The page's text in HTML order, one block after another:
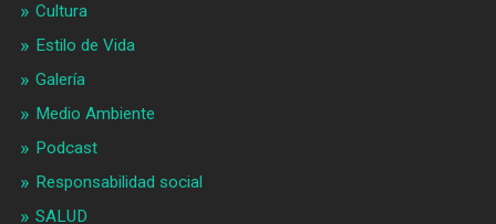
Cultura
Estilo de Vida
Galería
Medio Ambiente
Podcast
Responsabilidad social
SALUD